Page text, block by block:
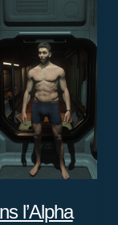
l’Alpha